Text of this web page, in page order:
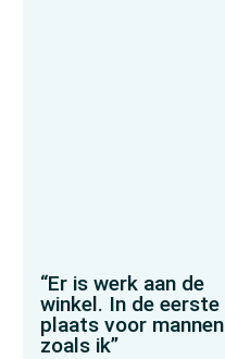
“Er is werk aan de
winkel. In de eerste
plaats voor mannen
zoals ik”